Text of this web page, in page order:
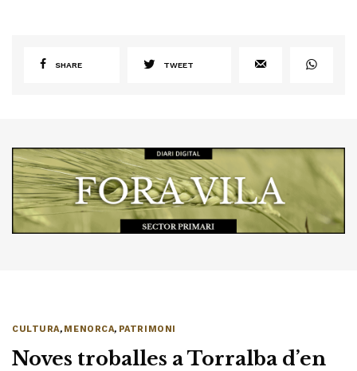
SHARE TWEET
CULTURA, MENORCA, PATRIMONI
Noves troballes a Torralba d’en